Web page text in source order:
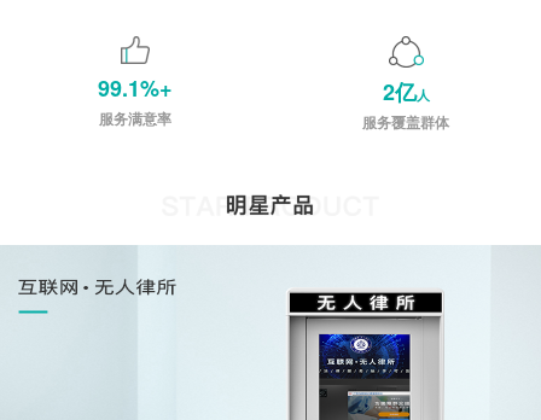
99.1%+
服务满意率
2亿人
服务覆盖群体